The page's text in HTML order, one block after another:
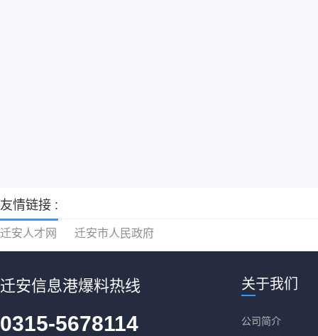
友情链接 :
迁安人才网 迁安市人民政府
迁安信息港爆料热线
0315-5678114
关于我们
公司简介